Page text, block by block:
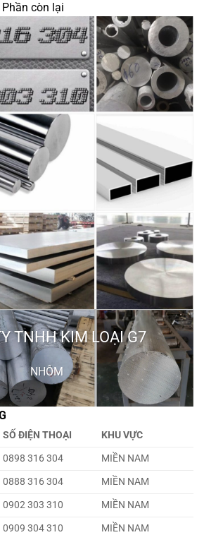
Phần còn lại
TNHH KIM LOẠI G7
NHÔM
SỐ ĐIỆN THOẠI
KHU VỰC
0898 316 304
MIỀN NAM
0888 316 304
MIỀN NAM
0902 303 310
MIỀN NAM
0909 304 310
MIỀN NAM